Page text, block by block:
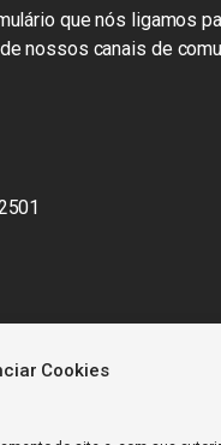
Cookies
que nós ligamos
nossos canais de